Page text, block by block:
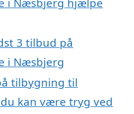
3 tilbud på
i Næsbjerg
tilbygning til
kan være tryg ved